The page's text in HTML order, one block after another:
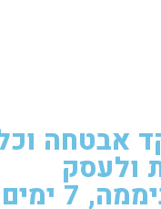
אבטחה
ולעסק